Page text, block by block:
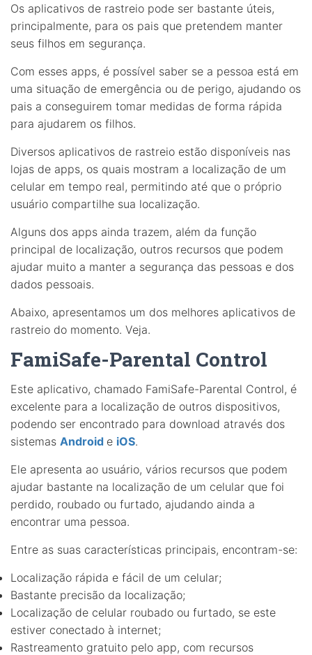
Os aplicativos de rastreio pode ser bastante úteis,
principalmente, para os pais que pretendem manter
seus filhos em segurança.
Com esses apps, é possível saber se a pessoa está em
uma situação de emergência ou de perigo, ajudando os
pais a conseguirem tomar medidas de forma rápida
para ajudarem os filhos.
Diversos aplicativos de rastreio estão disponíveis nas
lojas de apps, os quais mostram a localização de um
celular em tempo real, permitindo até que o próprio
usuário compartilhe sua localização.
Alguns dos apps ainda trazem, além da função
principal de localização, outros recursos que podem
ajudar muito a manter a segurança das pessoas e dos
dados pessoais.
Abaixo, apresentamos um dos melhores aplicativos de
rastreio do momento. Veja.
FamiSafe-Parental Control
Este aplicativo, chamado FamiSafe-Parental Control, é
excelente para a localização de outros dispositivos,
podendo ser encontrado para download através dos
sistemas Android e iOS.
Ele apresenta ao usuário, vários recursos que podem
ajudar bastante na localização de um celular que foi
perdido, roubado ou furtado, ajudando ainda a
encontrar uma pessoa.
Entre as suas características principais, encontram-se:
Localização rápida e fácil de um celular;
Bastante precisão da localização;
Localização de celular roubado ou furtado, se este
estiver conectado à internet;
Rastreamento gratuito pelo app, com recursos